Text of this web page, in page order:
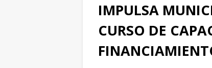
IMPULSA
CURSO DE